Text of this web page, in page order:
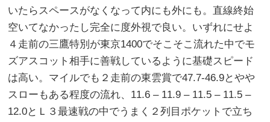
いたらスペースがなくなって内にも外にも。直線終始
空いてなかったし完全に度外視で良い。いずれにせよ
４走前の三鷹特別が東京1400でそこそこ流れた中でモ
ズアスコット相手に善戦しているように基礎スピード
は高い。マイルでも２走前の東雲賞で47.7-46.9とやや
スローもある程度の流れ、11.6 – 11.9 – 11.5 – 11.5 –
12.0とＬ３最速戦の中でうまく２列目ポケットで立ち